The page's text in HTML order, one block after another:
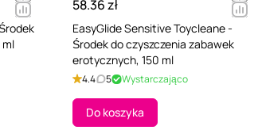
ml
58.36 zł
EasyGlide Sensitive Toycleane -
Środek do czyszczenia zabawek
erotycznych, 150 ml
4.4 5 Wystarczająco
Do koszyka